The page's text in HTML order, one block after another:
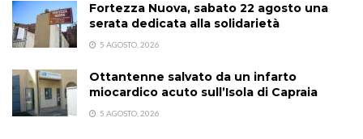
Fortezza Nuova, sabato 22 agosto una
serata dedicata alla solidarietà
5 AGOSTO, 2026
Ottantenne salvato da un infarto
miocardico acuto sull’Isola di Capraia
5 AGOSTO, 2026